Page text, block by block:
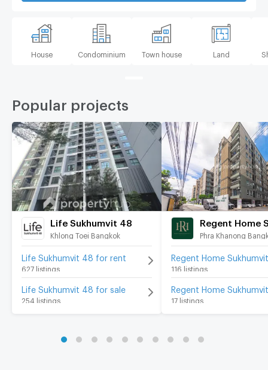
House Condominium Town house Land
Popular projects
Life Sukhumvit 48
Khlong Toei Bangkok
Life Sukhumvit 48 for rent
627 listings
Life Sukhumvit 48 for sale
254 listings
Phra Khanong
116 listings
17 listings